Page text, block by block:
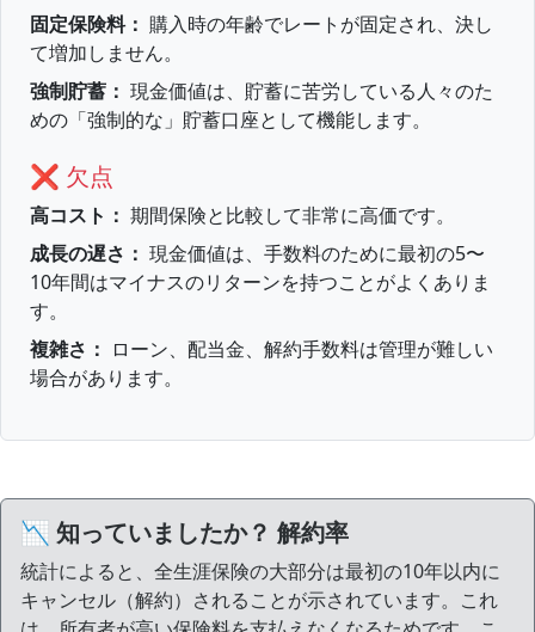
固定保険料： 購入時の年齢でレートが固定され、決し
て増加しません。
強制貯蓄： 現金価値は、貯蓄に苦労している人々のた
めの「強制的な」貯蓄口座として機能します。
❌ 欠点
高コスト： 期間保険と比較して非常に高価です。
成長の遅さ： 現金価値は、手数料のために最初の5〜
10年間はマイナスのリターンを持つことがよくありま
す。
複雑さ： ローン、配当金、解約手数料は管理が難しい
場合があります。
📉 知っていましたか？ 解約率
統計によると、全生涯保険の大部分は最初の10年以内に
キャンセル（解約）されることが示されています。これ